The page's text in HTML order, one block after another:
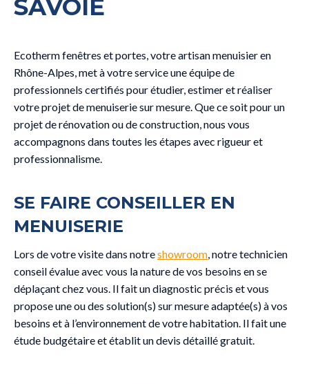
SAVOIE
Ecotherm fenêtres et portes, votre artisan menuisier en
Rhône-Alpes, met à votre service une équipe de
professionnels certifiés pour étudier, estimer et réaliser
votre projet de menuiserie sur mesure. Que ce soit pour un
projet de rénovation ou de construction, nous vous
accompagnons dans toutes les étapes avec rigueur et
professionnalisme.
SE FAIRE CONSEILLER EN
MENUISERIE
Lors de votre visite dans notreshowroom, notre technicien
conseil évalue avec vous la nature de vos besoins en se
déplaçant chez vous. Il fait un diagnostic précis et vous
propose une ou des solution(s) sur mesure adaptée(s) à vos
besoins et à l’environnement de votre habitation. Il fait une
étude budgétaire et établit un devis détaillé gratuit.